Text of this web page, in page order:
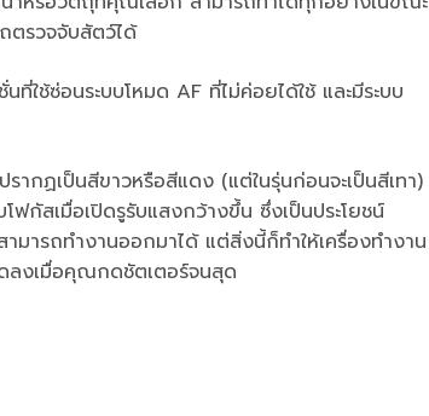
ตรวจจับสัตว์ได้
ใช้ซ่อนระบบโหมด AF ที่ไม่ค่อยได้ใช้ และมีระบบ
กฏเป็นสีขาวหรือสีแดง (แต่ในรุ่นก่อนจะเป็นสีเทา)
ฟกัสเมื่อเปิดรูรับแสงกว้างขึ้น ซึ่งเป็นประโยชน์
ารถทำงานออกมาได้ แต่สิ่งนี้ก็ทำให้เครื่องทำงาน
ดลงเมื่อคุณกดชัตเตอร์จนสุด